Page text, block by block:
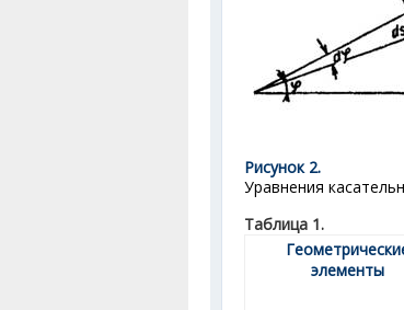
Рисунок 2.
Уравнения
Таблица 1.
элементы